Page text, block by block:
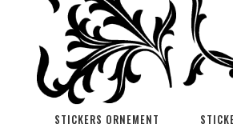
STICKERS ORNEMENT
PERSONNALISER